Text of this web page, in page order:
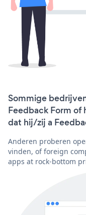
Sommige
Feedback Form
dat hij/zij a
Anderen proberen
vinden, of foreign
apps at rock-bottom